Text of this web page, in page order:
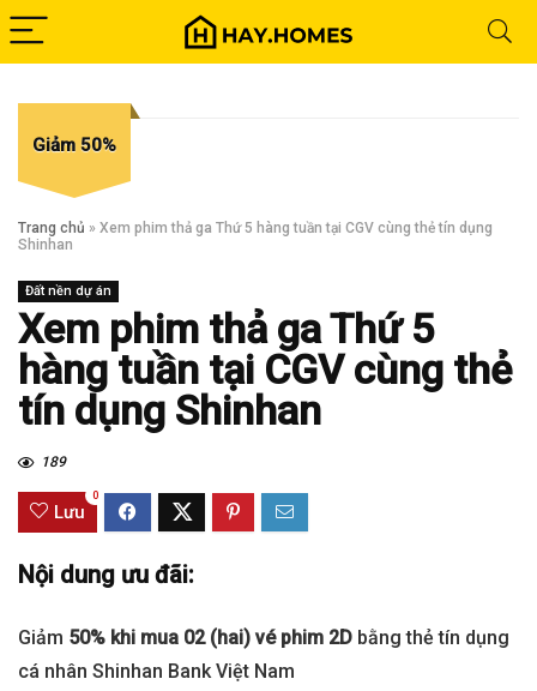
Giảm 50%
Trang chủ » Xem phim thả ga Thứ 5 hàng tuần tại CGV cùng thẻ tín dụng
Shinhan
Đất nền dự án
Xem phim thả ga Thứ 5
hàng tuần tại CGV cùng thẻ
tín dụng Shinhan
189
Lưu
0
Nội dung ưu đãi:
Giảm 50% khi mua 02 (hai) vé phim 2D bằng thẻ tín dụng
cá nhân Shinhan Bank Việt Nam